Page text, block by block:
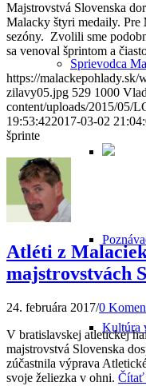
Sprievodca
Kultúra
Majstrovstvá Slovenska
Malacky štyri medaily. Pre
sezóny. Zvolili sme
sa venoval šprintom a
https://
zilavy05.jpg 529 1000
content/uploads/2015/05/
19:53:422017-03-02
šprinte
Atléti z
majstrovstvách
24. februára 2017/0
V bratislavskej atletickej
majstrovstvá Slovenska
zúčastnila výprava
svoje želiezka v ohni. Čítať